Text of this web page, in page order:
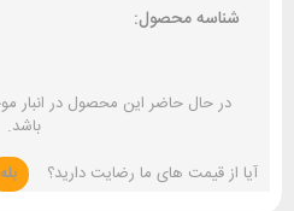
شناسه محصول:
در حال حاضر این محصول در
باشد.
آیا از قیمت های ما رضایت دارید؟
بله